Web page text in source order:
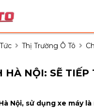
Thị Trường Ô Tô
HÀ NỘI: SẼ
Nội, sử dụng xe máy